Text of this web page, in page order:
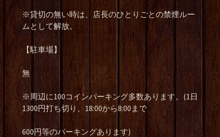
※貸切の無い時は、店長のひとりごとの禁煙ルー
ムとして解放。
【駐車場】
無
※周辺に100コインパーキング多数あります。(1日
1300円打ち切り、18:00から8:00まで
600円等のパーキングあります)